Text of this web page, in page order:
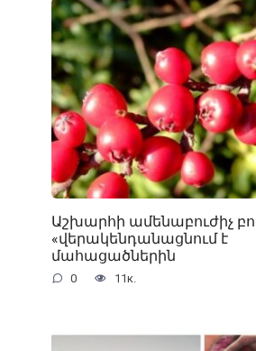
Աշխարհի ամենաբուժիչ
«վերակենդանացնում է
մահացածներին
0 11к.